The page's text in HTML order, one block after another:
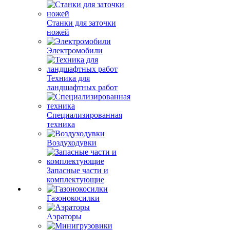
Станки для заточки
ножей
Электромобили
Техника для
ландшафтных работ
Специализированная
техника
Воздуходувки
Запасные части и
комплектующие
Газонокосилки
Аэраторы